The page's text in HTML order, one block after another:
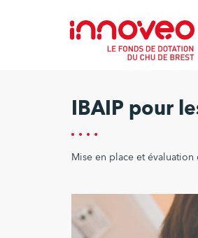
IBAIP pour
Mise en place et